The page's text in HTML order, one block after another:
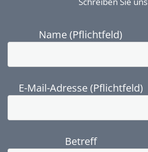
Name (Pflichtfeld)
E-Mail-Adresse (Pflichtfeld)
Betreff